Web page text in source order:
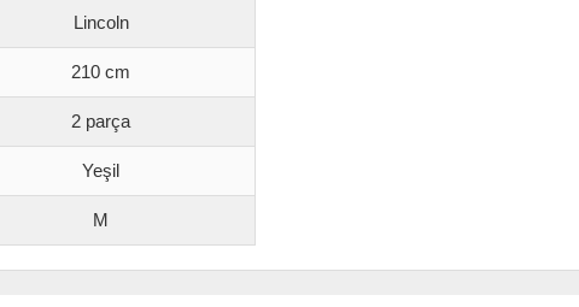
Lincoln
210 cm
2 parça
Yeşil
M